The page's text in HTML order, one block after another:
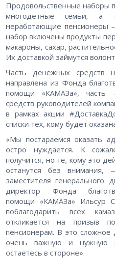
Продовольственные наборы
многодетные семьи, а
неработающие пенсионеры
набор включены продукты
макароны, сахар,
Их доставкой займутся
Часть денежных средств
направлена из Фонда
помощи «КАМАЗа», часть
средств руководителей
в рамках акции
списки тех, кому будет
«Мы постараемся оказать
остро нуждается. К
получится, но те, кому это
останутся без внимания,
заместителя генерального
директор Фонда
помощи «КАМАЗа» Ильсур
поблагодарить всех
откликается на призыв
пенсионерам. В это
очень важную и нужную
остаётесь в стороне».